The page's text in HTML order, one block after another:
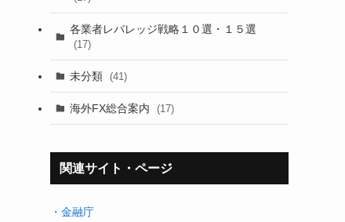
各業者レバレッジ戦略１０選・１５選
(17)
未分類 (41)
海外FX総合案内 (17)
関連サイト・ページ
・金融庁